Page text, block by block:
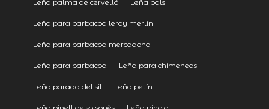
Leña palma de cervelló Leña pals
Leña para barbacoa leroy merlin
Leña para barbacoa mercadona
Leña para barbacoa Leña para chimeneas
Leña parada del sil Leña petín